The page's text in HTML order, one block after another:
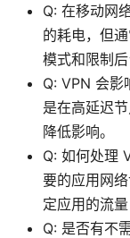
Q: 在移动网
的耗电，但
模式和限制后
Q: VPN 会影
是在高延迟
降低影响。
Q: 如何处理
要的应用网
定应用的流量
Q: 是否有不